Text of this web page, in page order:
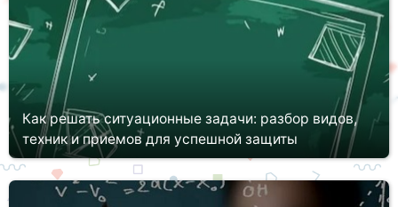
Как решать ситуационные задачи: разбор видов,
техник и приемов для успешной защиты
Обучение в колледже или вузе по ряду специальностей
предполагает решение ситуационных задач. Это задание